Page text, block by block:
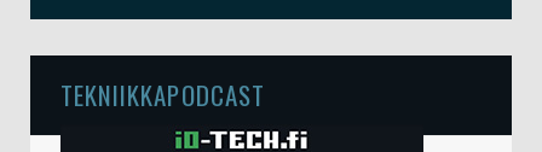
TEKNIIKKAPODCAST